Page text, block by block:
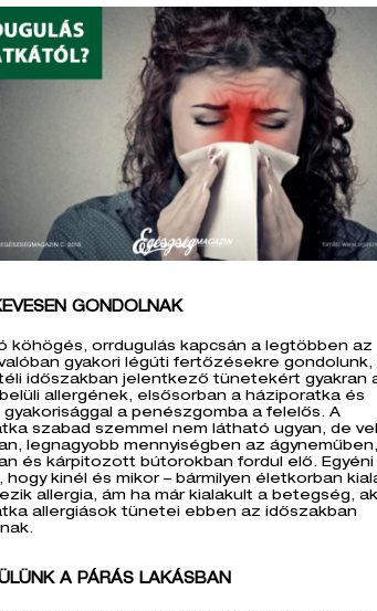
GONDOLNAK
köhögés, orrdugulás kapcsán a legtöbben az
gyakori légúti fertőzésekre gondolunk,
időszakban jelentkező tünetekért gyakran
allergének, elsősorban a háziporatka és
gyakorisággal a penészgomba a felelős. A
szabad szemmel nem látható ugyan, de
legnagyobb mennyiségben az ágyneműben,
és kárpitozott bútorokban fordul elő. Egyéni
hogy kinél és mikor – bármilyen életkorban
allergia, ám ha már kialakult a betegség,
allergiások tünetei ebben az időszakban
A PÁRÁS LAKÁSBAN